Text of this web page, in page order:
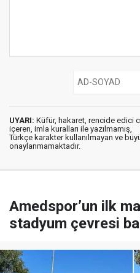
UYARI: Küfür, hakaret, rencide edici
içeren, imla kuralları ile yazılmamış,
Türkçe karakter kullanılmayan ve
onaylanmamaktadır.
Amedspor’un ilk
stadyum çevresi